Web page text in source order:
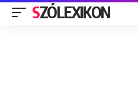
SZÓLEXIKON